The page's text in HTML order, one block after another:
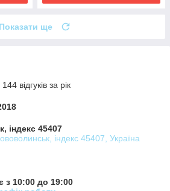
Показати ще
відгуків за рік
індекс 45407
індекс 45407, Україна
з 10:00 до 19:00